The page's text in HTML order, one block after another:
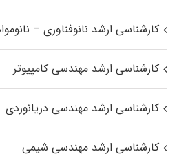
کارشناسی ارشد نانوفناوری –
کارشناسی ارشد مهندسی کامپیوتر
کارشناسی ارشد مهندسی دریانوردی
کارشناسی ارشد مهندسی شیمی